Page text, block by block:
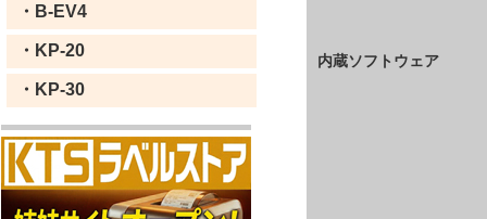
・B-EV4
・KP-20
・KP-30
内蔵ソフトウェア